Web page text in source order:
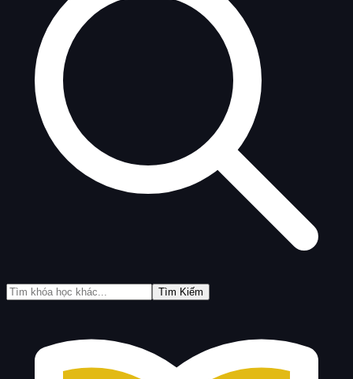
Tìm Kiếm